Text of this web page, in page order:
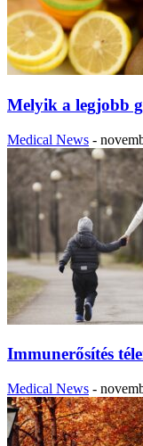
Melyik a legjobb
Medical News -
Immunerősítés
Medical News -